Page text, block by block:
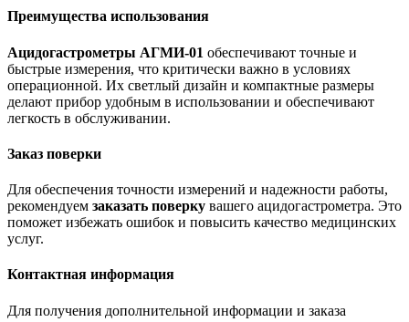
Преимущества использования
Ацидогастрометры АГМИ-01 обеспечивают точные и
быстрые измерения, что критически важно в условиях
операционной. Их светлый дизайн и компактные размеры
делают прибор удобным в использовании и обеспечивают
легкость в обслуживании.
Заказ поверки
Для обеспечения точности измерений и надежности работы,
рекомендуем заказать поверку вашего ацидогастрометра. Это
поможет избежать ошибок и повысить качество медицинских
услуг.
Контактная информация
Для получения дополнительной информации и заказа